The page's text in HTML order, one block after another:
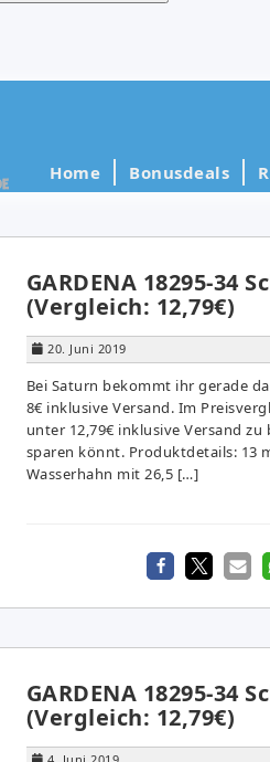
Home Bonusdeals
GARDENA 18295-34
(Vergleich: 12,79€)
20. Juni 2019
Bei Saturn bekommt ihr gerade
8€ inklusive Versand. Im
unter 12,79€ inklusive Versand
sparen könnt. Produktdetails: 13
Wasserhahn mit 26,5 […]
GARDENA 18295-34
(Vergleich: 12,79€)